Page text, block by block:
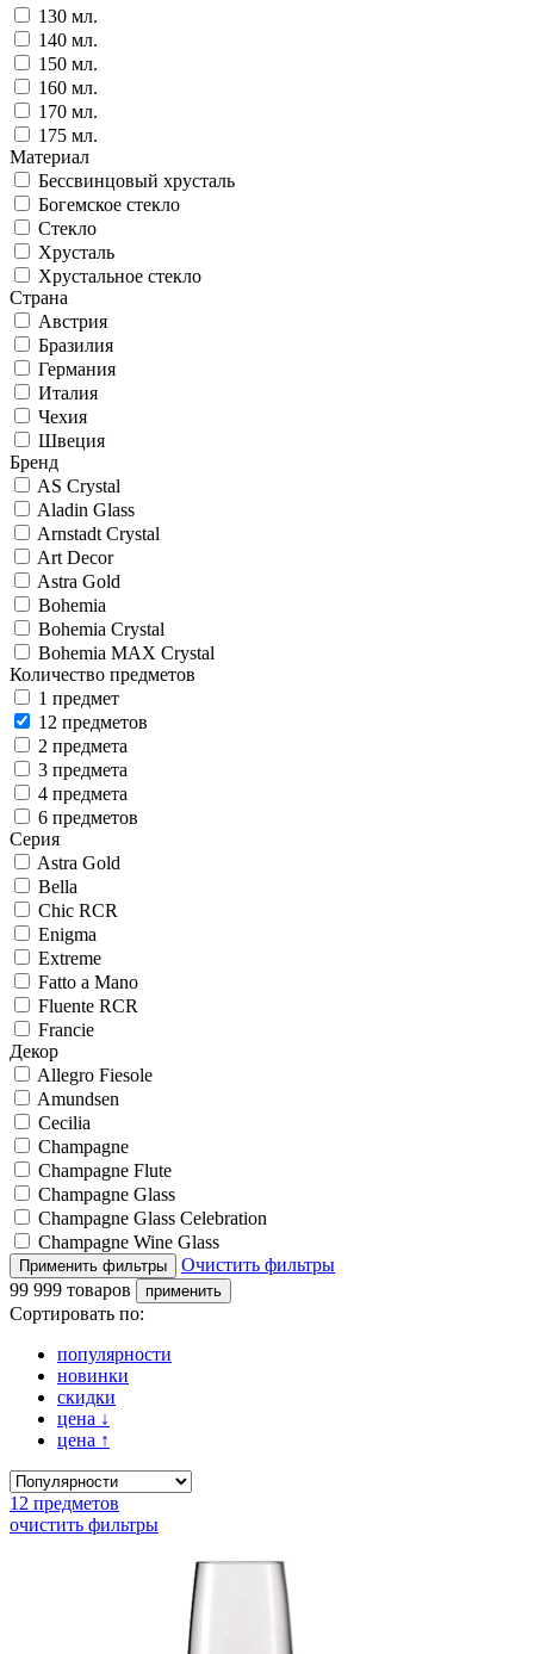
130 мл.
140 мл.
150 мл.
160 мл.
170 мл.
175 мл.
Материал
Бессвинцовый хрусталь
Богемское стекло
Стекло
Хрусталь
Хрустальное стекло
Страна
Австрия
Бразилия
Германия
Италия
Чехия
Швеция
Бренд
AS Crystal
Aladin Glass
Arnstadt Crystal
Art Decor
Astra Gold
Bohemia
Bohemia Crystal
Bohemia MAX Crystal
Количество предметов
1 предмет
12 предметов
2 предмета
3 предмета
4 предмета
6 предметов
Серия
Astra Gold
Bella
Chic RCR
Enigma
Extreme
Fatto a Mano
Fluente RCR
Francie
Декор
Allegro Fiesole
Amundsen
Cecilia
Champagne
Champagne Flute
Champagne Glass
Champagne Glass Celebration
Champagne Wine Glass
Очистить фильтры
99 999 товаров
Сортировать по:
популярности
новинки
скидки
цена ↓
цена ↑
12 предметов
очистить фильтры